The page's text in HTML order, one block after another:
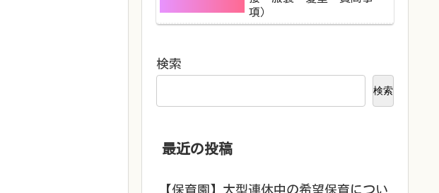
項）
検索
検索
最近の投稿
【保育園】大型連休中の希望保育につい